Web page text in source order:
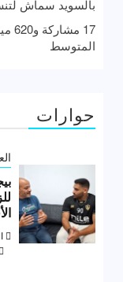
بالسويد سماش
المتوسط
حوارات